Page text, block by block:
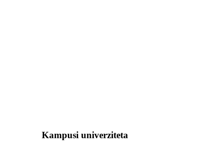
Kampusi univerziteta